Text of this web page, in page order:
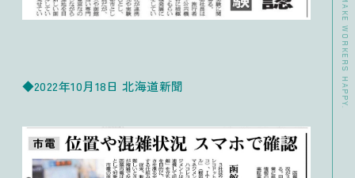
◆2022年10月18日 北海道新聞